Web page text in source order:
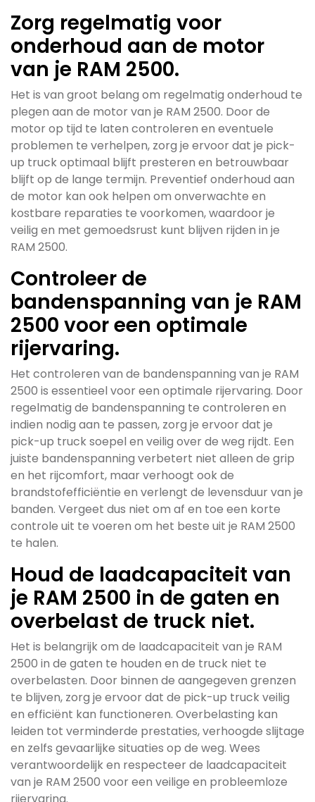
Zorg regelmatig voor
onderhoud aan de motor
van je RAM 2500.
Het is van groot belang om regelmatig onderhoud te
plegen aan de motor van je RAM 2500. Door de
motor op tijd te laten controleren en eventuele
problemen te verhelpen, zorg je ervoor dat je pick-
up truck optimaal blijft presteren en betrouwbaar
blijft op de lange termijn. Preventief onderhoud aan
de motor kan ook helpen om onverwachte en
kostbare reparaties te voorkomen, waardoor je
veilig en met gemoedsrust kunt blijven rijden in je
RAM 2500.
Controleer de
bandenspanning van je RAM
2500 voor een optimale
rijervaring.
Het controleren van de bandenspanning van je RAM
2500 is essentieel voor een optimale rijervaring. Door
regelmatig de bandenspanning te controleren en
indien nodig aan te passen, zorg je ervoor dat je
pick-up truck soepel en veilig over de weg rijdt. Een
juiste bandenspanning verbetert niet alleen de grip
en het rijcomfort, maar verhoogt ook de
brandstofefficiëntie en verlengt de levensduur van je
banden. Vergeet dus niet om af en toe een korte
controle uit te voeren om het beste uit je RAM 2500
te halen.
Houd de laadcapaciteit van
je RAM 2500 in de gaten en
overbelast de truck niet.
Het is belangrijk om de laadcapaciteit van je RAM
2500 in de gaten te houden en de truck niet te
overbelasten. Door binnen de aangegeven grenzen
te blijven, zorg je ervoor dat de pick-up truck veilig
en efficiënt kan functioneren. Overbelasting kan
leiden tot verminderde prestaties, verhoogde slijtage
en zelfs gevaarlijke situaties op de weg. Wees
verantwoordelijk en respecteer de laadcapaciteit
van je RAM 2500 voor een veilige en probleemloze